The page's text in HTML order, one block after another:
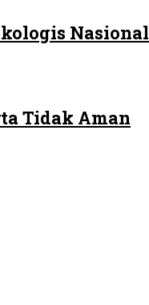
Nasional
Tidak Aman